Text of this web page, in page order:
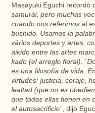
Masayuki Eguchi recordó
samurái, pero muchas
cuando nos referimos al
bushido. Usamos la
vários deportes y artes;
aikido entre las artes
kado (el arreglo floral).
es una filosofía de vida.
virtudes: justicia, coraje,
lealtad (que no es
que todas ellas tienen en
el autosacrificio`, dijo